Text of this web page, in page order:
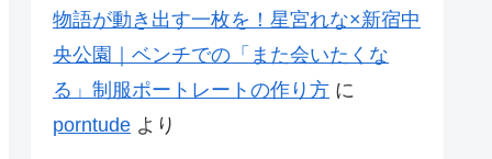
物語が動き出す一枚を！星宮れな×新宿中
央公園｜ベンチでの「また会いたくな
る」制服ポートレートの作り方 に
porntude より